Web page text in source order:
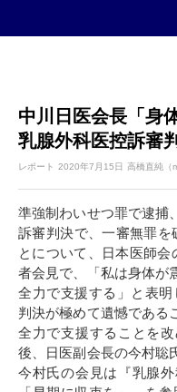
中川日医会長「身
乳腺外科医控訴審
レポート 2020年7月15日 高橋直純（
準強制わいせつ罪で逮捕
訴審判決で、一審無罪を
とについて、日本医師
者会見で、「私は身体が
全力で支援する」と表
判決が極めて遺憾である
全力で支援することを
後、日医副会長の今村聡
今村氏の会見は『乳腺